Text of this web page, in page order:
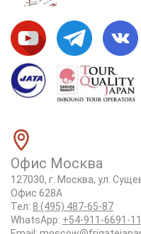
Офис Москва
127030, г. Москва, ул.
Офис 628А
Тел: 8 (495) 487-65-87
WhatsApp: +54-911-6691-